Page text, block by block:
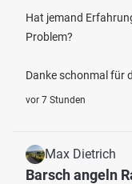
Hat jemand
Problem?
Danke schonmal für
vor 7 Stunden
Max Dietrich
Barsch angeln